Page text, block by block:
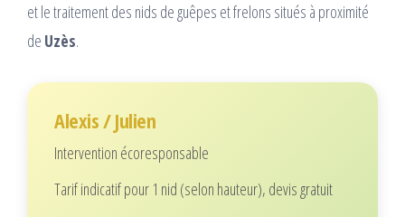
et le traitement des nids de guêpes et frelons situés à proximité
de Uzès.
Alexis / Julien
Intervention écoresponsable
Tarif indicatif pour 1 nid (selon hauteur), devis gratuit